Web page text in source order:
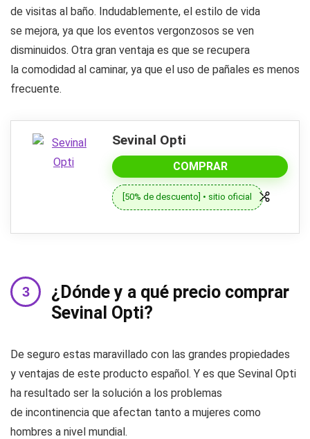
de visitas al baño. Indudablemente, el estilo de vida
se mejora, ya que los eventos vergonzosos se ven
disminuidos. Otra gran ventaja es que se recupera
la comodidad al caminar, ya que el uso de pañales es menos
frecuente.
Sevinal Opti
COMPRAR
[50% de descuento] • sitio oficial
¿Dónde y a qué precio comprar
Sevinal Opti?
De seguro estas maravillado con las grandes propiedades
y ventajas de este producto español. Y es que Sevinal Opti
ha resultado ser la solución a los problemas
de incontinencia que afectan tanto a mujeres como
hombres a nivel mundial.